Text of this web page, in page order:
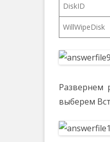
DiskID
WillWipeDisk
Развернем
выберем